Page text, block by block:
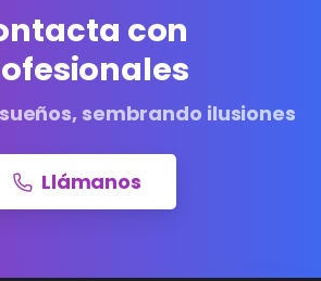
con
sembrando ilusiones
Llámanos